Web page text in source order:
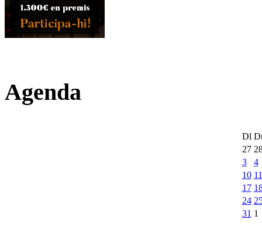
Agenda
Dl
27
3
4
10 11
17
24
31 1